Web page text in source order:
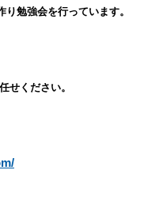
勉強会を行っています。
せください。